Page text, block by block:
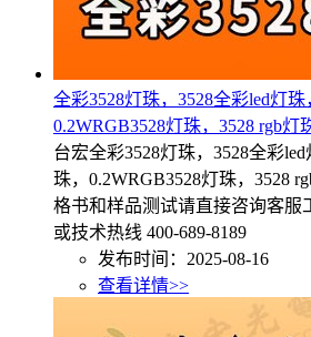
全彩3528灯珠，3528全彩led灯珠
0.2WRGB3528灯珠，3528 rgb灯
台宏全彩3528灯珠，3528全彩
珠，0.2WRGB3528灯珠，3528
格书和样品测试请直接咨询客服
或技术热线 400-689-8189
发布时间：2025-08-16
查看详情>>